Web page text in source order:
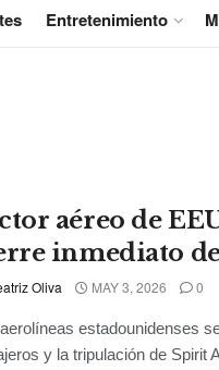
Entretenimiento
aéreo de
inmediato
Oliva MAY 3, 2026 0
estadounidenses
y la tripulación de Spirit